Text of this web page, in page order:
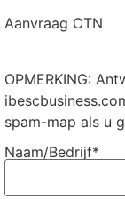
Aanvraag CTN
OPMERKING:
spam-map als u
Naam/Bedrijf*